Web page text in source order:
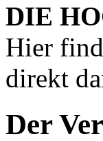
DIE
Hier
direkt
Der